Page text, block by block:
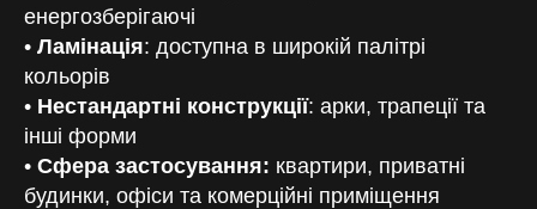
енергозберігаючі
• Ламінація: доступна в широкій палітрі
кольорів
• Нестандартні конструкції: арки, трапеції та
інші форми
• Сфера застосування: квартири, приватні
будинки, офіси та комерційні приміщення